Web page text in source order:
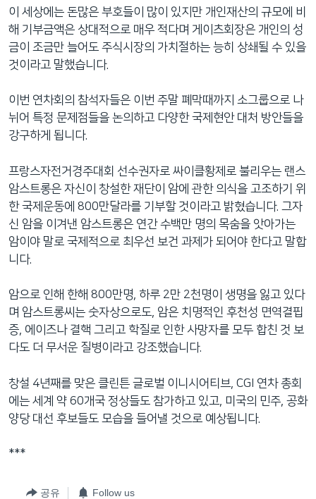
이 세상에는 돈많은 부호들이 많이 있지만 개인재산의 규모에 비
해 기부금액은 상대적으로 매우 적다며 게이츠회장은 개인의 성
금이 조금만 늘어도 주식시장의 가치절하는 능히 상쇄될 수 있을
것이라고 말했습니다.
이번 연차회의 참석자들은 이번 주말 폐막때까지 소그룹으로 나
뉘어 특정 문제점들을 논의하고 다양한 국제현안 대처 방안들을
강구하게 됩니다.
프랑스자전거경주대회 선수권자로 싸이클황제로 불리우는 랜스
암스트롱은 자신이 창설한 재단이 암에 관한 의식을 고조하기 위
한 국제운동에 800만달라를 기부할 것이라고 밝혔습니다. 그자
신 암을 이겨낸 암스트롱은 연간 수백만 명의 목숨을 앗아가는
암이야 말로 국제적으로 최우선 보건 과제가 되어야 한다고 말합
니다.
암으로 인해 한해 800만명, 하루 2만 2천명이 생명을 잃고 있다
며 암스트롱씨는 숫자상으로도, 암은 치명적인 후천성 면역결핍
증, 에이즈나 결핵 그리고 학질로 인한 사망자를 모두 합친 것 보
다도 더 무서운 질병이라고 강조했습니다.
창설 4년째를 맞은 클린튼 글로벌 이니시어티브, CGI 연차 총회
에는 세계 약 60개국 정상들도 참가하고 있고, 미국의 민주, 공화
양당 대선 후보들도 모습을 들어낼 것으로 예상됩니다.
***
공유 Follow us